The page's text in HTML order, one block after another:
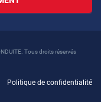
Tous droits réservés
Politique de confidentialité